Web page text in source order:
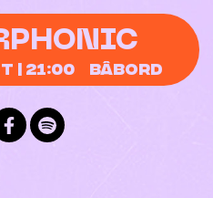
| 21:00 Bâbord